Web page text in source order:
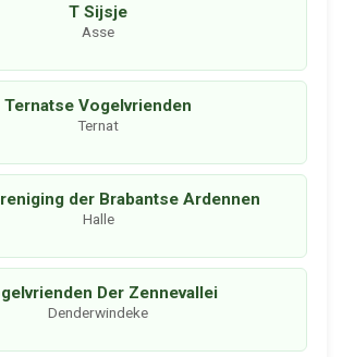
T Sijsje
Asse
Ternatse Vogelvrienden
Ternat
der Brabantse Ardennen
Halle
Der Zennevallei
Denderwindeke